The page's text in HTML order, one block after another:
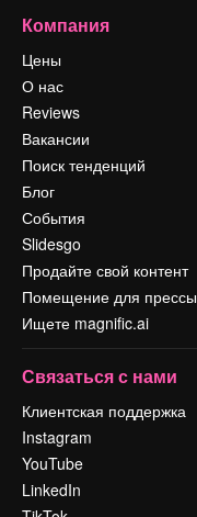
Компания
Цены
О нас
Reviews
Вакансии
Поиск тенденций
Блог
События
Slidesgo
Продайте свой контент
Помещение для прессы
Ищете magnific.ai
Связаться с нами
Клиентская поддержка
Instagram
YouTube
LinkedIn